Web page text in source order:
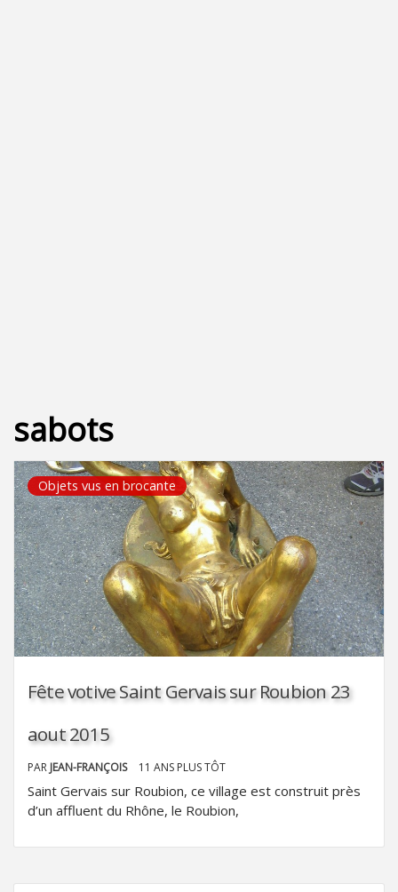
sabots
Objets vus en brocante
Fête votive Saint Gervais sur Roubion 23
aout 2015
PAR JEAN-FRANÇOIS 11 ANS PLUS TÔT
Saint Gervais sur Roubion, ce village est construit près
d’un affluent du Rhône, le Roubion,